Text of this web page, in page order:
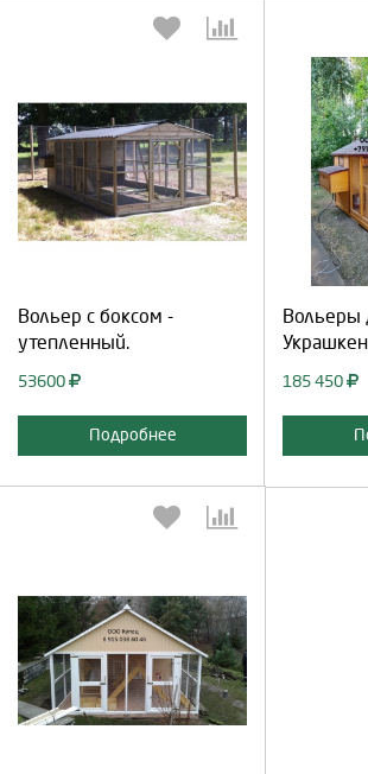
Вольер с боксом -
утепленный.
53600
Подробнее
Выберите количество:
Вольеры
185 450
Выберите количество: